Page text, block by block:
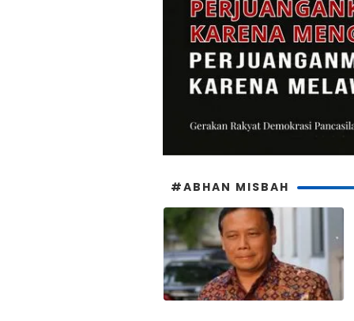
#ABHAN MISBAH